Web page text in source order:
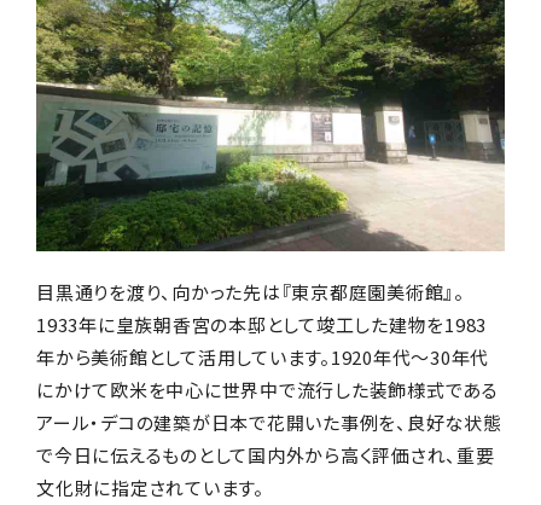
目黒通りを渡り、向かった先は『東京都庭園美術館』。
1933年に皇族朝香宮の本邸として竣工した建物を1983
年から美術館として活用しています。1920年代～30年代
にかけて欧米を中心に世界中で流行した装飾様式である
アール・デコの建築が日本で花開いた事例を、良好な状態
で今日に伝えるものとして国内外から高く評価され、重要
文化財に指定されています。